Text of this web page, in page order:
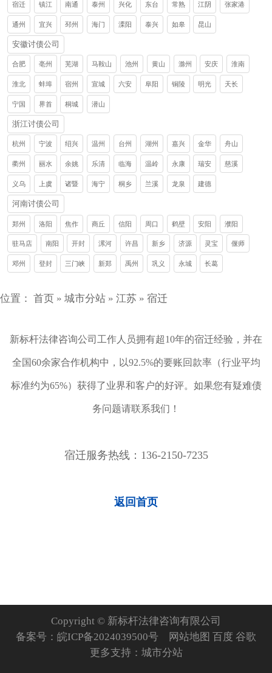
宿迁 镇江 南通 泰州 兴化 东台 常熟 江阴 张家港
通州 宜兴 邳州 海门 溧阳 泰兴 如皋 昆山
安徽讨债公司
合肥 亳州 芜湖 马鞍山 池州 黄山 滁州 安庆 淮南
淮北 蚌埠 宿州 宣城 六安 阜阳 铜陵 明光 天长
宁国 界首 桐城 潜山
浙江讨债公司
杭州 宁波 绍兴 温州 台州 湖州 嘉兴 金华 舟山
衢州 丽水 余姚 乐清 临海 温岭 永康 瑞安 慈溪
义乌 上虞 诸暨 海宁 桐乡 兰溪 龙泉 建德
河南讨债公司
郑州 洛阳 焦作 商丘 信阳 周口 鹤壁 安阳 濮阳
驻马店 南阳 开封 漯河 许昌 新乡 济源 灵宝 偃师
邓州 登封 三门峡 新郑 禹州 巩义 永城 长葛
位置： 首页 » 城市分站 » 江苏 » 宿迁
新标杆法律咨询公司工作人员拥有超10年的宿迁经验，并在
全国60余家合作机构中，以92.5%的要账回款率（行业平均
标准约为65%）获得了业界和客户的好评。如果您有疑难债
务问题请联系我们！
宿迁服务热线：136-2150-7235
返回首页
Copyright © 新标杆法律咨询有限公司
备案号： 皖ICP备2024039500号 网站地图 百度 谷歌
更多支持： 城市分站